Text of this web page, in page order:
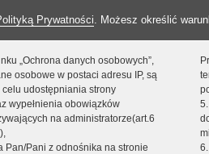
Prywatności. Możesz określić
„Ochrona danych osobowych”,
osobowe w postaci adresu IP, są
udostępniania strony
wypełnienia obowiązków
na administratorze(art.6
Pan/Pani z odnośnika na stronie